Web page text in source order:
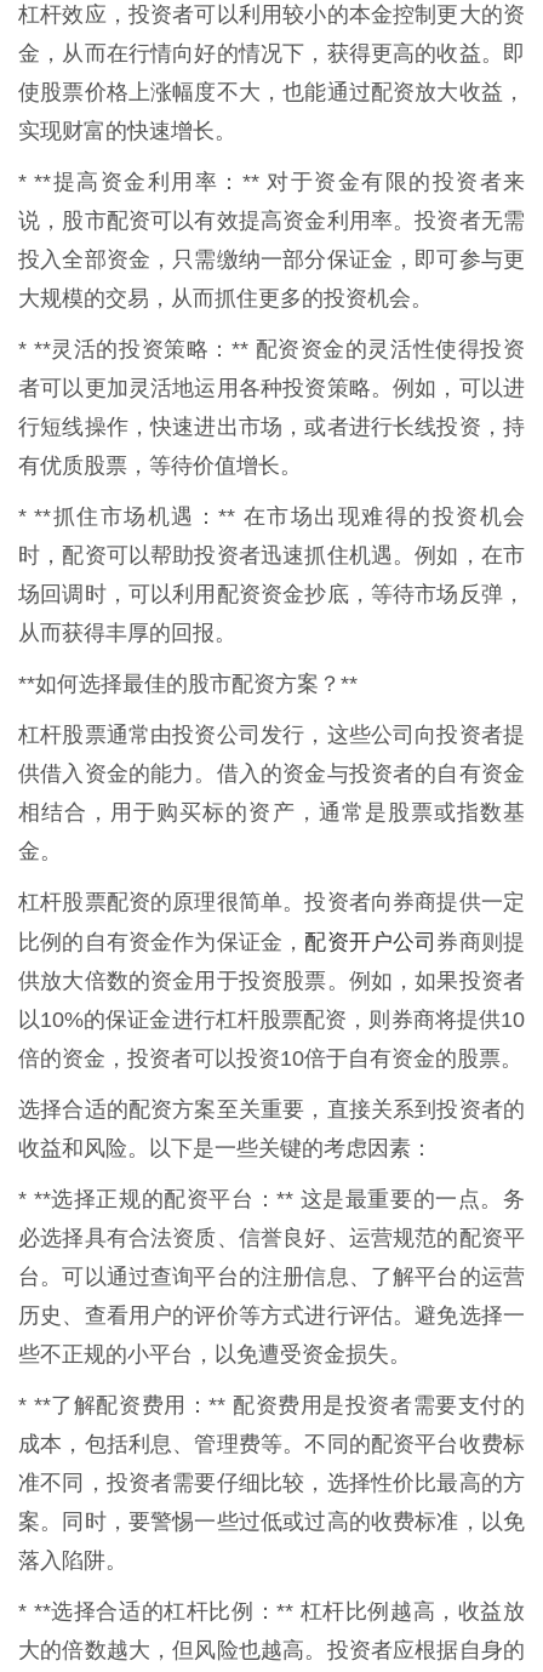
杠杆效应，投资者可以利用较小的本金控制更大的资
金，从而在行情向好的情况下，获得更高的收益。即
使股票价格上涨幅度不大，也能通过配资放大收益，
实现财富的快速增长。
* **提高资金利用率：** 对于资金有限的投资者来
说，股市配资可以有效提高资金利用率。投资者无需
投入全部资金，只需缴纳一部分保证金，即可参与更
大规模的交易，从而抓住更多的投资机会。
* **灵活的投资策略：** 配资资金的灵活性使得投资
者可以更加灵活地运用各种投资策略。例如，可以进
行短线操作，快速进出市场，或者进行长线投资，持
有优质股票，等待价值增长。
* **抓住市场机遇：** 在市场出现难得的投资机会
时，配资可以帮助投资者迅速抓住机遇。例如，在市
场回调时，可以利用配资资金抄底，等待市场反弹，
从而获得丰厚的回报。
**如何选择最佳的股市配资方案？**
杠杆股票通常由投资公司发行，这些公司向投资者提
供借入资金的能力。借入的资金与投资者的自有资金
相结合，用于购买标的资产，通常是股票或指数基
金。
杠杆股票配资的原理很简单。投资者向券商提供一定
比例的自有资金作为保证金，配资开户公司 券商则提
供放大倍数的资金用于投资股票。例如，如果投资者
以10%的保证金进行杠杆股票配资，则券商将提供10
倍的资金，投资者可以投资10倍于自有资金的股票。
选择合适的配资方案至关重要，直接关系到投资者的
收益和风险。以下是一些关键的考虑因素：
* **选择正规的配资平台：** 这是最重要的一点。务
必选择具有合法资质、信誉良好、运营规范的配资平
台。可以通过查询平台的注册信息、了解平台的运营
历史、查看用户的评价等方式进行评估。避免选择一
些不正规的小平台，以免遭受资金损失。
* **了解配资费用：** 配资费用是投资者需要支付的
成本，包括利息、管理费等。不同的配资平台收费标
准不同，投资者需要仔细比较，选择性价比最高的方
案。同时，要警惕一些过低或过高的收费标准，以免
落入陷阱。
* **选择合适的杠杆比例：** 杠杆比例越高，收益放
大的倍数越大，但风险也越高。投资者应根据自身的